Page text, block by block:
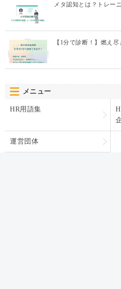
メタ認知とは？トレー
【1分で診断！】燃え
メニュー
HR用語集
運営団体